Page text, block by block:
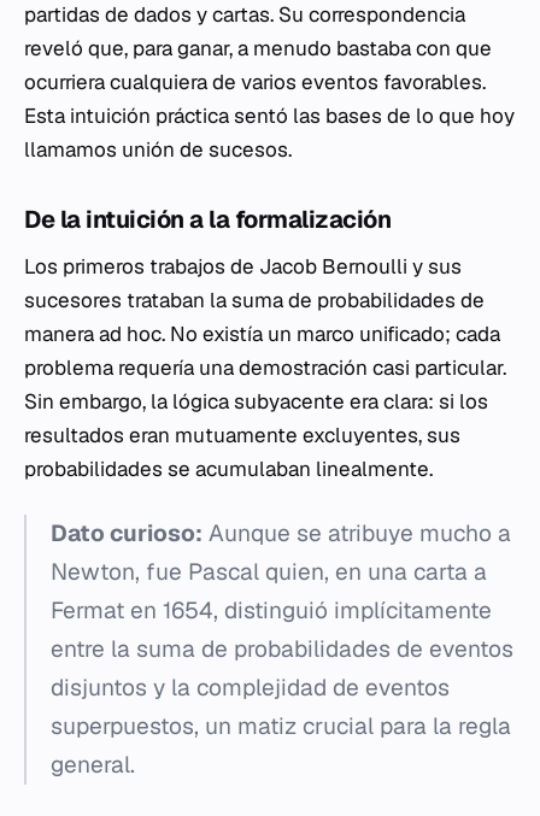
partidas de dados y cartas. Su correspondencia
reveló que, para ganar, a menudo bastaba con que
ocurrieracualquierade varios eventos favorables.
Esta intuición práctica sentó las bases de lo que hoy
llamamos unión de sucesos.
De la intuición a la formalización
Los primeros trabajos de Jacob Bernoulli y sus
sucesores trataban la suma de probabilidades de
manera ad hoc. No existía un marco unificado; cada
problema requería una demostración casi particular.
Sin embargo, la lógica subyacente era clara: si los
resultados eran mutuamente excluyentes, sus
probabilidades se acumulaban linealmente.
Dato curioso: Aunque se atribuye mucho a
Newton, fue Pascal quien, en una carta a
Fermat en 1654, distinguió implícitamente
entre la suma de probabilidades de eventos
disjuntos y la complejidad de eventos
superpuestos, un matiz crucial para la regla
general.